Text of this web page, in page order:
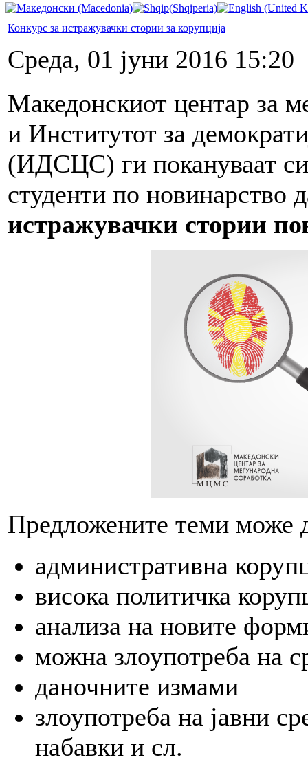
Конкурс за истражувачки стории за корупција
Среда, 01 јуни 2016 15:20
Македонскиот центар за
и Институтот за
(ИДСЦС) ги покануваат
студенти по новинарство
истражувачки стории
Предложените теми може
административна
висока политичка
анализа на новите
можна злоупотреба на
даночните измами
злоупотреба на јавни
набавки и сл.